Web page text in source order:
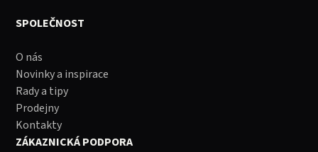
SPOLEČNOST
O nás
Novinky a inspirace
Rady a tipy
Prodejny
Kontakty
ZÁKAZNICKÁ PODPORA